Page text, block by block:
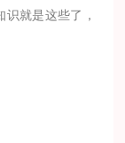
就是这些了，